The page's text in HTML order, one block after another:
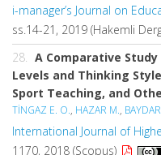
i-manager’s Journal on
ss.14-21, 2019 (Hakemli
28.
A Comparative
Levels and Thinking
Sport Teaching, and
TİNGAZ E. O., HAZAR M.,
International Journal of
1170, 2018 (Scopus)